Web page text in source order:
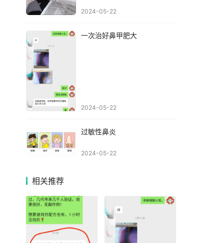
2024-05-22
一次治好鼻甲肥大
2024-05-22
过敏性鼻炎
2024-05-22
相关推荐